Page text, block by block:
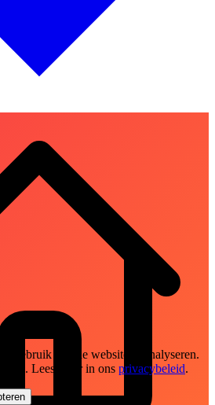
gebruik van de website te analyseren.
Lees meer in ons privacybeleid.